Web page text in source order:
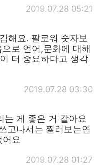
2019.07.28 05:21
해요. 팔로워 숫자보
로 언어,문화에 대해
더 중요하다고 생각
2019.07.28 03:30
는 게 좋은 거 같아요
고나서는 찔러보는연
요
2019.07.28 01:27